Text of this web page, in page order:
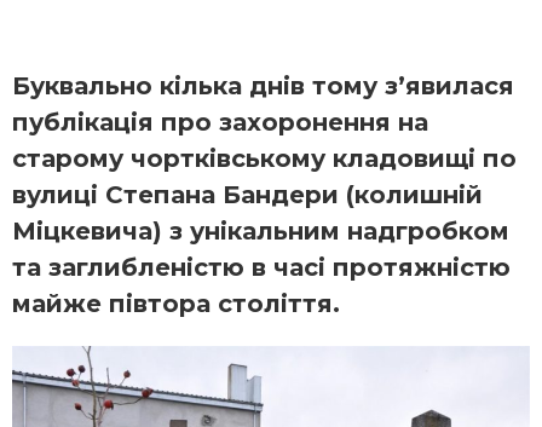
Буквально кілька днів тому з’явилася
публікація про захоронення на
старому чортківському кладовищі по
вулиці Степана Бандери (колишній
Міцкевича) з унікальним надгробком
та заглибленістю в часі протяжністю
майже півтора століття.